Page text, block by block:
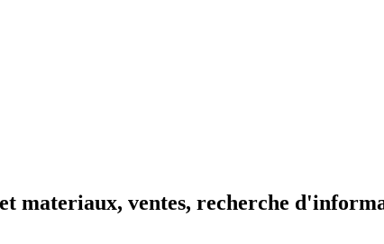
materiaux, ventes, recherche